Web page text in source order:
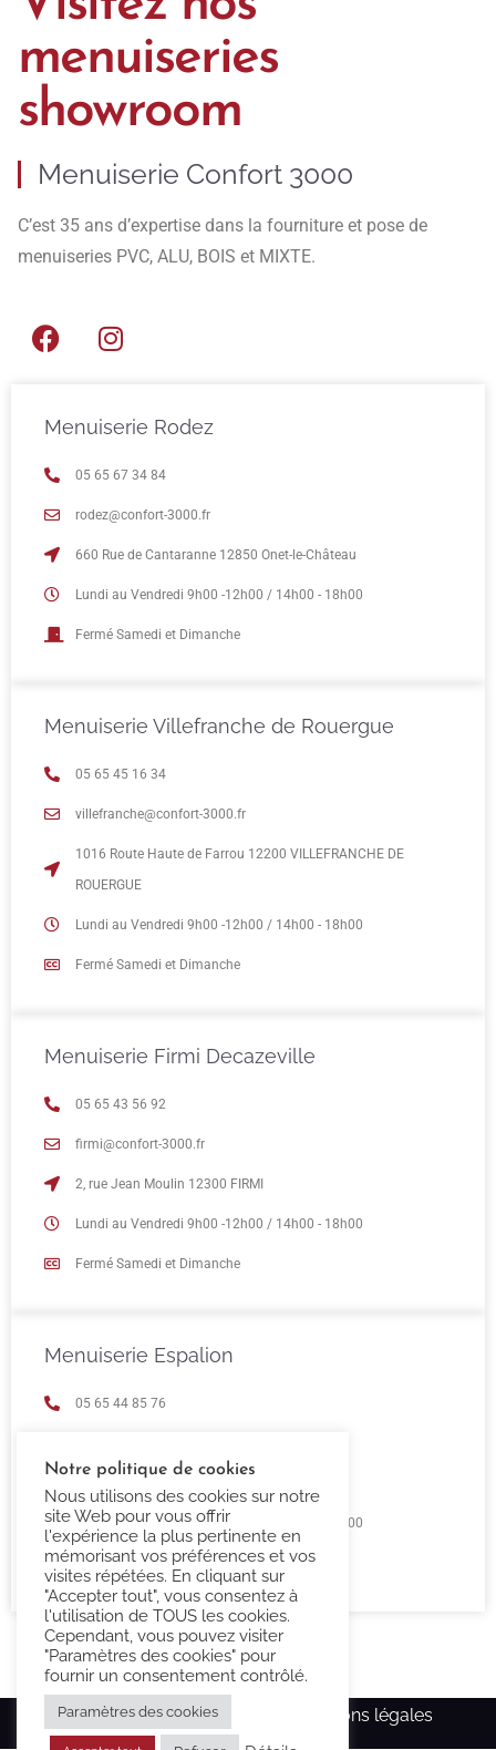
menuiseries
showroom
Menuiserie Confort 3000
C’est 35 ans d’expertise dans la fourniture et pose de
menuiseries PVC, ALU, BOIS et MIXTE.
Menuiserie Rodez
05 65 67 34 84
rodez@confort-3000.fr
660 Rue de Cantaranne 12850 Onet-le-Château
Lundi au Vendredi 9h00 -12h00 / 14h00 - 18h00
Fermé Samedi et Dimanche
Menuiserie Villefranche de Rouergue
05 65 45 16 34
villefranche@confort-3000.fr
1016 Route Haute de Farrou 12200 VILLEFRANCHE DE
ROUERGUE
Lundi au Vendredi 9h00 -12h00 / 14h00 - 18h00
Fermé Samedi et Dimanche
Menuiserie Firmi Decazeville
05 65 43 56 92
firmi@confort-3000.fr
2, rue Jean Moulin 12300 FIRMI
Lundi au Vendredi 9h00 -12h00 / 14h00 - 18h00
Fermé Samedi et Dimanche
Menuiserie Espalion
05 65 44 85 76
23 Boulevard de Guizard 12500 Espalion
Lundi au Vendredi 9h00 -12h00 / 14h00 - 18h00
Fermé Samedi et Dimanche
Copyright Confort-3000.fr – Mentions légales
Notre politique de cookies
Nous utilisons des cookies sur notre
site Web pour vous offrir
l'expérience la plus pertinente en
mémorisant vos préférences et vos
visites répétées. En cliquant sur
"Accepter tout", vous consentez à
l'utilisation de TOUS les cookies.
Cependant, vous pouvez visiter
"Paramètres des cookies" pour
fournir un consentement contrôlé.
Paramètres des cookies